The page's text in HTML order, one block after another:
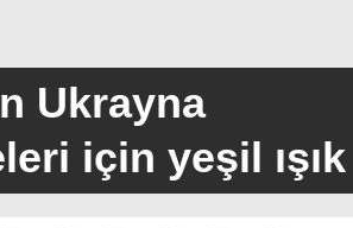
Ukrayna
için yeşil ışık